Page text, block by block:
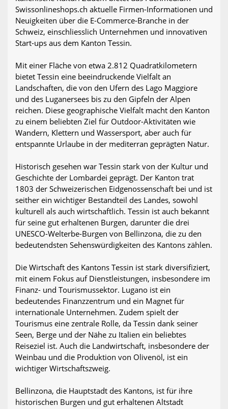
Swissonlineshops.ch aktuelle Firmen-Informationen und
Neuigkeiten über die E-Commerce-Branche in der
Schweiz, einschliesslich Unternehmen und innovativen
Start-ups aus dem Kanton Tessin.
Mit einer Fläche von etwa 2.812 Quadratkilometern
bietet Tessin eine beeindruckende Vielfalt an
Landschaften, die von den Ufern des Lago Maggiore
und des Luganersees bis zu den Gipfeln der Alpen
reichen. Diese geographische Vielfalt macht den Kanton
zu einem beliebten Ziel für Outdoor-Aktivitäten wie
Wandern, Klettern und Wassersport, aber auch für
entspannte Urlaube in der mediterran geprägten Natur.
Historisch gesehen war Tessin stark von der Kultur und
Geschichte der Lombardei geprägt. Der Kanton trat
1803 der Schweizerischen Eidgenossenschaft bei und ist
seither ein wichtiger Bestandteil des Landes, sowohl
kulturell als auch wirtschaftlich. Tessin ist auch bekannt
für seine gut erhaltenen Burgen, darunter die drei
UNESCO-Welterbe-Burgen von Bellinzona, die zu den
bedeutendsten Sehenswürdigkeiten des Kantons zählen.
Die Wirtschaft des Kantons Tessin ist stark diversifiziert,
mit einem Fokus auf Dienstleistungen, insbesondere im
Finanz- und Tourismussektor. Lugano ist ein
bedeutendes Finanzzentrum und ein Magnet für
internationale Unternehmen. Zudem spielt der
Tourismus eine zentrale Rolle, da Tessin dank seiner
Seen, Berge und der Nähe zu Italien ein beliebtes
Reiseziel ist. Auch die Landwirtschaft, insbesondere der
Weinbau und die Produktion von Olivenöl, ist ein
wichtiger Wirtschaftszweig.
Bellinzona, die Hauptstadt des Kantons, ist für ihre
historischen Burgen und gut erhaltenen Altstadt